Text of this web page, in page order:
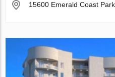
15600 Emerald Coast